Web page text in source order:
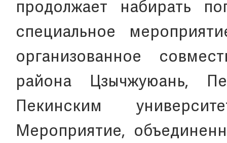
продолжает набирать
специальное
организованное
района Цзычжуюань,
Пекинским
Мероприятие,